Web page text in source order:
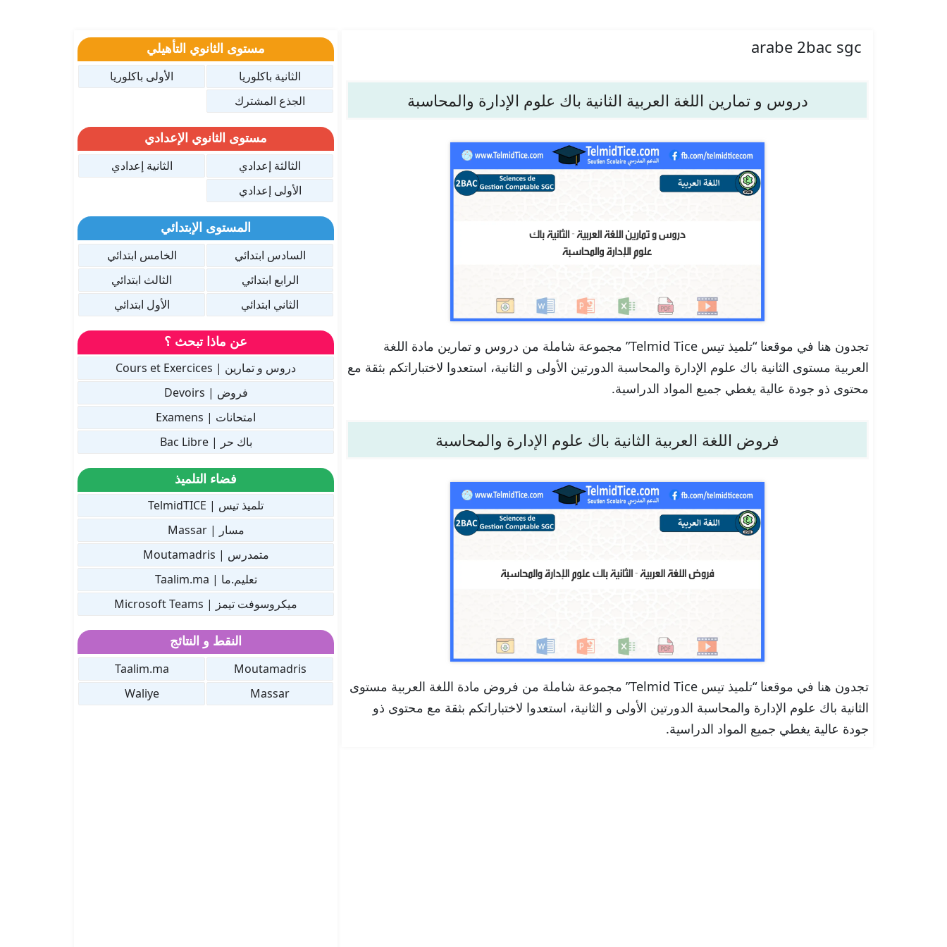
arabe 2bac sgc
دروس و تمارين اللغة العربية الثانية باك علوم الإدارة والمحاسبة
تجدون هنا في موقعنا “تلميذ تيس Telmid Tice” مجموعة شاملة من دروس و تمارين مادة اللغة
العربية مستوى الثانية باك علوم الإدارة والمحاسبة الدورتين الأولى و الثانية، استعدوا لاختباراتكم بثقة مع
محتوى ذو جودة عالية يغطي جميع المواد الدراسية.
فروض اللغة العربية الثانية باك علوم الإدارة والمحاسبة
تجدون هنا في موقعنا “تلميذ تيس Telmid Tice” مجموعة شاملة من فروض مادة اللغة العربية مستوى
الثانية باك علوم الإدارة والمحاسبة الدورتين الأولى و الثانية، استعدوا لاختباراتكم بثقة مع محتوى ذو
جودة عالية يغطي جميع المواد الدراسية.
مستوى الثانوي التأهيلي
الثانية باكلوريا
الأولى باكلوريا
الجذع المشترك
مستوى الثانوي الإعدادي
الثالثة إعدادي
الثانية إعدادي
الأولى إعدادي
المستوى الإبتدائي
السادس ابتدائي
الخامس ابتدائي
الرابع ابتدائي
الثالث ابتدائي
الثاني ابتدائي
الأول ابتدائي
عن ماذا تبحث ؟
دروس و تمارين | Cours et Exercices
فروض | Devoirs
امتحانات | Examens
باك حر | Bac Libre
فضاء التلميذ
تلميذ تيس | TelmidTICE
مسار | Massar
متمدرس | Moutamadris
تعليم.ما | Taalim.ma
ميكروسوفت تيمز | Microsoft Teams
النقط و النتائج
Moutamadris
Taalim.ma
Massar
Waliye